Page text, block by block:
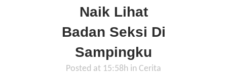
Naik Lihat
Badan Seksi Di
Sampingku
Posted at 15:58h in Cerita